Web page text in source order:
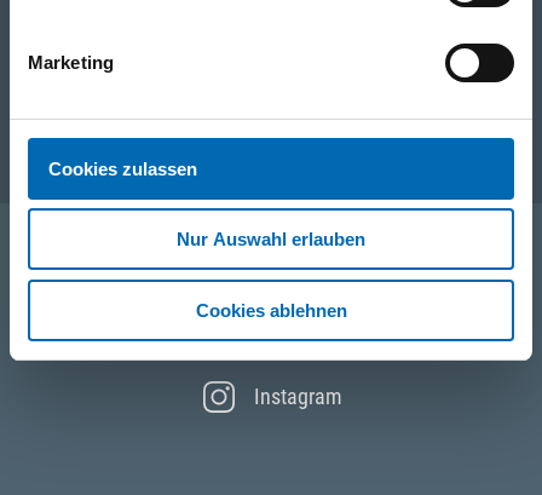
Marketing
Cookies zulassen
Nur Auswahl erlauben
Cookies ablehnen
Service
Folgen Sie uns
Facebook
Instagram